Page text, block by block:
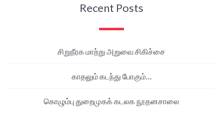
Recent Posts
சிறுநீரக மாற்று அறுவை சிகிச்சை
காதலும் கடந்து போகும்…
கொழும்பு துறைமுகக் கடலக நூதனசாலை